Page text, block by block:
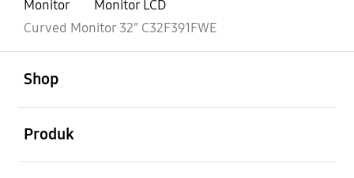
Monitor
Monitor LCD
Curved Monitor 32" C32F391FWE
Shop
Produk